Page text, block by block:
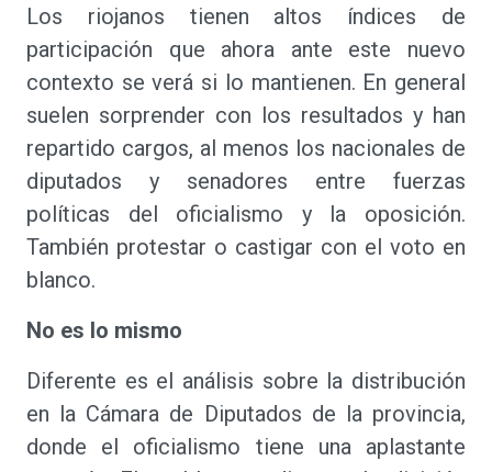
Los riojanos tienen altos índices de
participación que ahora ante este nuevo
contexto se verá si lo mantienen. En general
suelen sorprender con los resultados y han
repartido cargos, al menos los nacionales de
diputados y senadores entre fuerzas
políticas del oficialismo y la oposición.
También protestar o castigar con el voto en
blanco.
No es lo mismo
Diferente es el análisis sobre la distribución
en la Cámara de Diputados de la provincia,
donde el oficialismo tiene una aplastante